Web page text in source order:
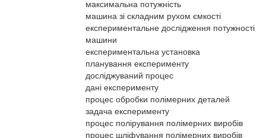
максимальна потужність
машина зі складним рухом ємкості
експериментальне дослідження потужності
машини
експериментальна установка
планування експерименту
досліджуваний процес
дані експерименту
процес обробки полімерних деталей
задача експерименту
процес полірування полімерних виробів
процес шліфування полімерних виробів